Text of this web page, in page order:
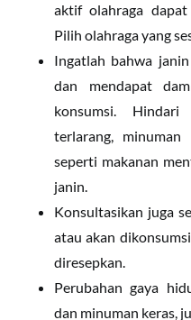
aktif olahraga
Pilih olahraga yang
Ingatlah bahwa
dan mendapat
konsumsi.
terlarang,
seperti makanan
janin.
Konsultasikan juga
atau akan
diresepkan.
Perubahan gaya
dan minuman keras,